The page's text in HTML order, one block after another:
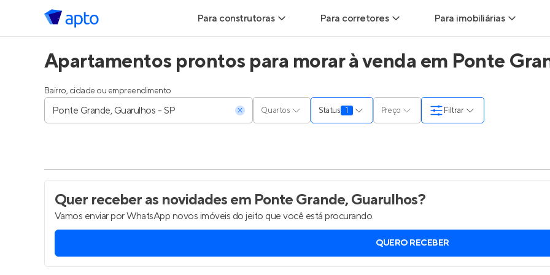
Para construtoras
Geração de Leads
Geração de Vendas
Anunciar Imóveis
Para corretores
Leads para Corretores
Parcerias imobiliárias
Anunciar imóveis
Entrar no Painel de Clientes
Para imobiliárias
Leads para Imobiliárias
Anunciar imóveis
Apartamentos prontos para morar à venda em Ponte
Bairro, cidade ou empreendimento
Quartos Status 1 Preço Filtrar
Quer receber as novidadesem Ponte Grande, Guarulhos?
Vamos enviar por WhatsApp novos imóveis do jeito que você está procurando.
QUERO RECEBER